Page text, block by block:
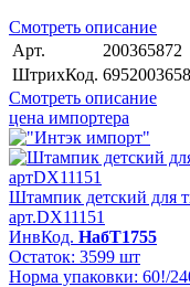
Смотреть описание
Арт.
200365872
ШтрихКод.
Смотреть описание
цена импортера
Штампик детский для
арт.DX11151
ИнвКод. НабТ1755
Остаток: 3599 шт
Норма упаковки: 60!/